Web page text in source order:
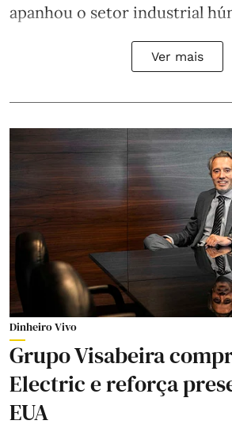
apanhou o setor industrial
Ver mais
Dinheiro Vivo
Grupo Visabeira
Electric e reforça
EUA